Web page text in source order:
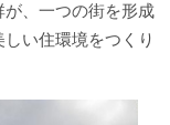
、一つの街を形成
い住環境をつくり